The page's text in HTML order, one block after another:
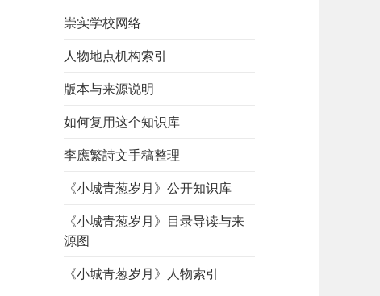
崇实学校网络
人物地点机构索引
版本与来源说明
如何复用这个知识库
李應繁詩文手稿整理
《小城青葱岁月》公开知识库
《小城青葱岁月》目录导读与来
源图
《小城青葱岁月》人物索引